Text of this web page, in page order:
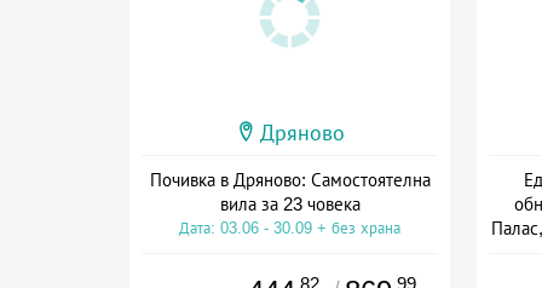
Дряново
Почивка в Дряново: Самостоятелна
вила за 23 човека
Дата: 03.06 - 30.09 + без храна
.82 .99